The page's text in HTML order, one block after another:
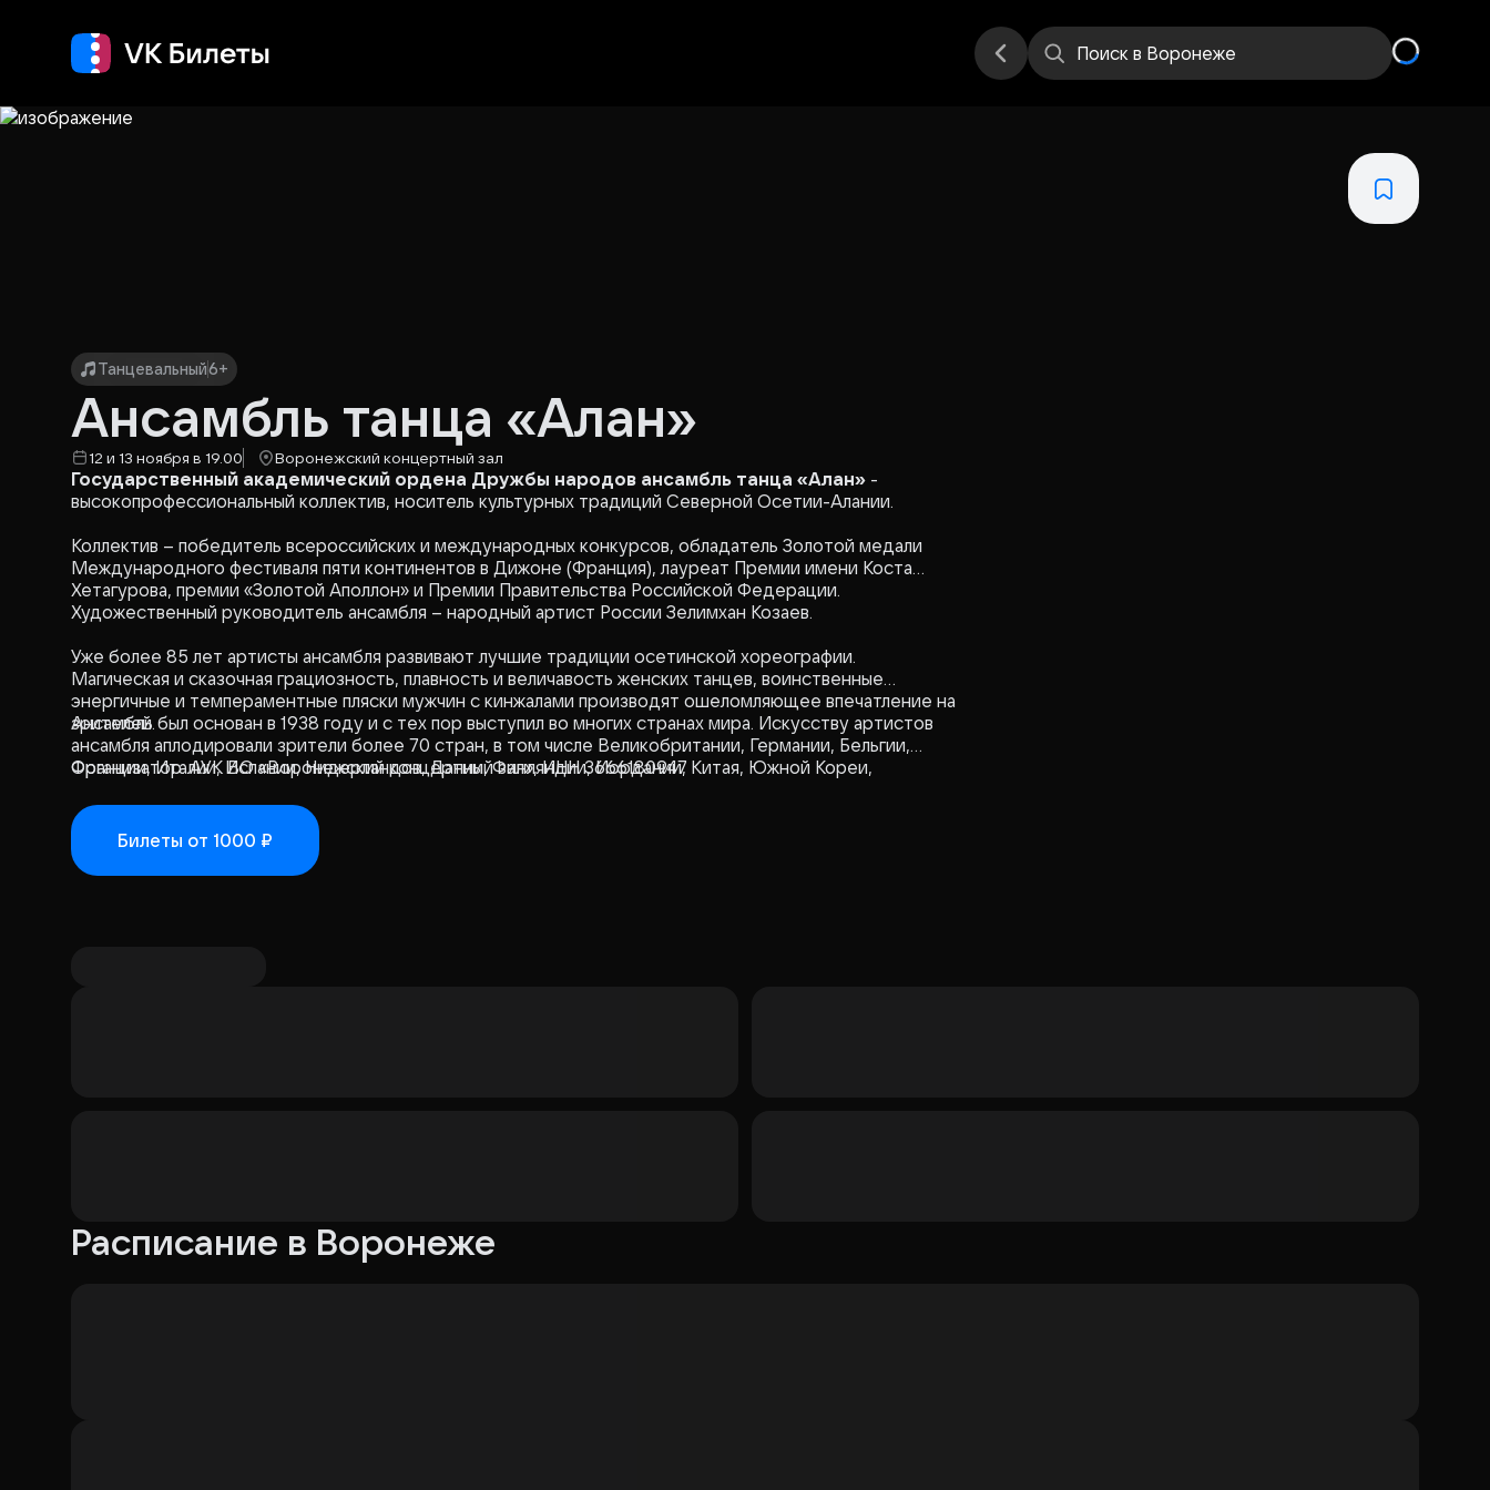
Поиск в Воронеже
Танцевальный6+
Ансамбль танца «Алан»
12 и 13 ноября в 19.00 Воронежский концертный зал
Государственный академический ордена Дружбы народов ансамбль танца «Алан» -
высокопрофессиональный коллектив, носитель культурных традиций Северной Осетии-Алании.
Коллектив – победитель всероссийских и международных конкурсов, обладатель Золотой медали
Международного фестиваля пяти континентов в Дижоне (Франция), лауреат Премии имени Коста
Хетагурова, премии «Золотой Аполлон» и Премии Правительства Российской Федерации.
Художественный руководитель ансамбля – народный артист России Зелимхан Козаев.
Уже более 85 лет артисты ансамбля развивают лучшие традиции осетинской хореографии.
Магическая и сказочная грациозность, плавность и величавость женских танцев, воинственные
энергичные и темпераментные пляски мужчин с кинжалами производят ошеломляющее впечатление на
зрителей.
Ансамбль был основан в 1938 году и с тех пор выступил во многих странах мира. Искусству артистов
ансамбля аплодировали зрители более 70 стран, в том числе Великобритании, Германии, Бельгии,
Франции, Италии, Испании, Нидерландов, Дании, Финляндии, Иордании, Китая, Южной Кореи,
Организатор: АУК ВО «Воронежский концертный зал», ИНН 3666180947
Билеты от 1000 ₽
Расписание в Воронеже